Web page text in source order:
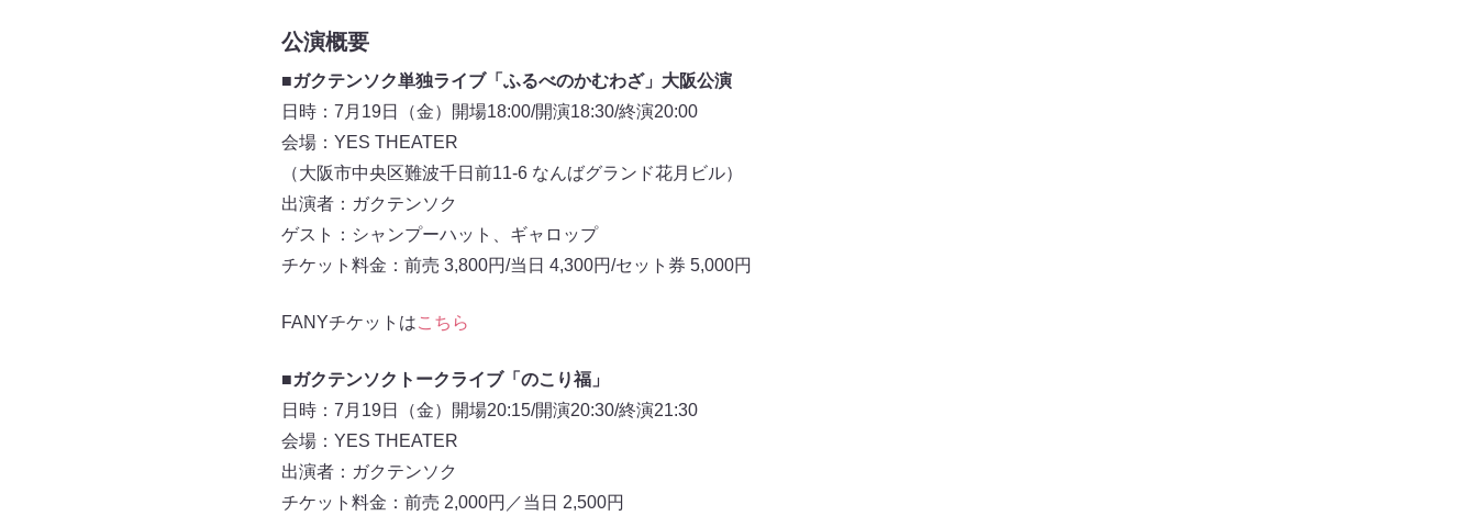
公演概要
■ガクテンソク単独ライブ「ふるべのかむわざ」大阪公演
日時：7月19日（金）開場18:00/開演18:30/終演20:00
会場：YES THEATER
（大阪市中央区難波千日前11-6 なんばグランド花月ビル）
出演者：ガクテンソク
ゲスト：シャンプーハット、ギャロップ
チケット料金：前売 3,800円/当日 4,300円/セット券 5,000円
FANYチケットはこちら
■ガクテンソクトークライブ「のこり福」
日時：7月19日（金）開場20:15/開演20:30/終演21:30
会場：YES THEATER
出演者：ガクテンソク
チケット料金：前売 2,000円／当日 2,500円